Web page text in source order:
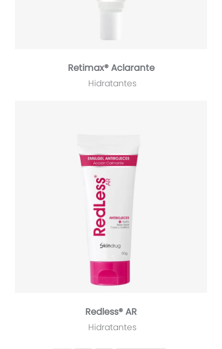
Retimax® Aclarante
Hidratantes
Redless® AR
Hidratantes